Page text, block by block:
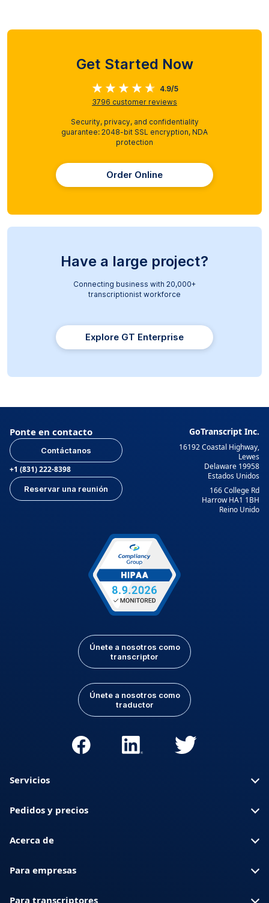
Get Started Now
4.9/5
3796 customer reviews
Security, privacy, and confidentiality
guarantee: 2048-bit SSL encryption, NDA
protection
Order Online
Have a large project?
Connecting business with 20,000+
transcriptionist workforce
Explore GT Enterprise
Ponte en contacto
Contáctanos
+1 (831) 222-8398
Reservar una reunión
GoTranscript Inc.
16192 Coastal Highway,
Lewes
Delaware 19958
Estados Unidos
166 College Rd
Harrow HA1 1BH
Reino Unido
Únete a nosotros como
transcriptor
Únete a nosotros como
traductor
Servicios
Pedidos y precios
Acerca de
Para empresas
Para transcriptores